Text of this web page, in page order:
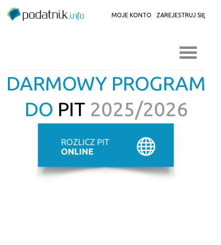
MOJE KONTO ZAREJESTRUJ SIĘ
DARMOWY PROGRAM
DO PIT 2025/2026